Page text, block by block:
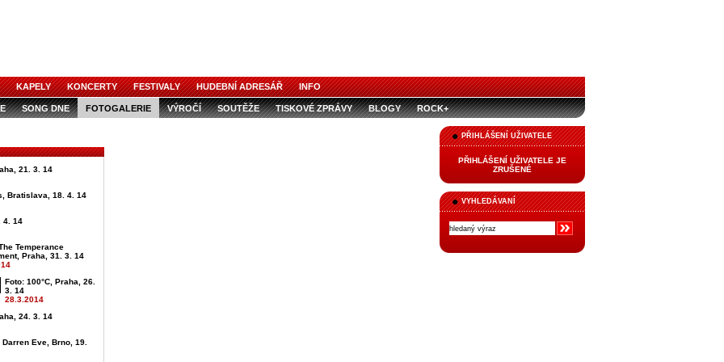
KAPELY KONCERTY FESTIVALY HUDEBNÍ ADRESÁŘ INFO
SONG DNE FOTOGALERIE VÝROČÍ SOUTĚŽE TISKOVÉ ZPRÁVY BLOGY ROCK+
PŘIHLÁŠENÍ UŽIVATELE
PŘIHLÁŠENÍ UŽIVATELE JE
ZRUŠENÉ
VYHLEDÁVANÍ
21. 3. 14
Bratislava, 18. 4. 14
4. 14
Temperance
Praha, 31. 3. 14
Foto: 100°C, Praha, 26.
3. 14
28.3.2014
24. 3. 14
Eve, Brno, 19.